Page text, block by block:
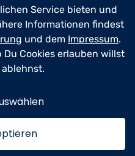
Service bieten und
Informationen findest
und dem Impressum.
Cookies erlauben willst